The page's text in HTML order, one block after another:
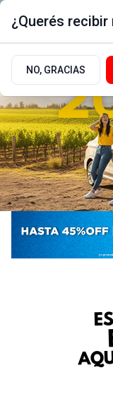
¿Querés
NO, GRACIAS